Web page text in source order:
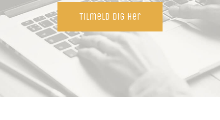
Tilmeld dig her